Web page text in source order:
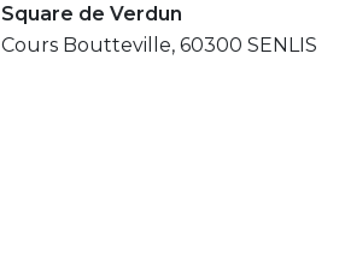
Square de Verdun
Cours Boutteville, 60300 SENLIS